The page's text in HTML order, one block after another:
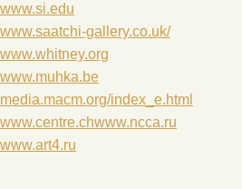
www.si.edu
www.saatchi-gallery.co.uk/
www.whitney.org
www.muhka.be
media.macm.org/index_e.html
www.centre.chwww.ncca.ru
www.art4.ru